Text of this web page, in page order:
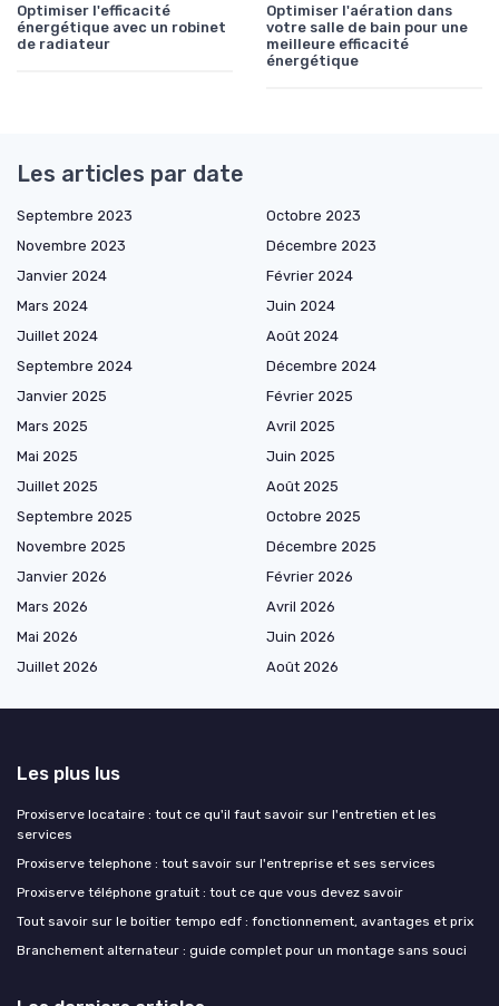
Optimiser l'efficacité
énergétique avec un robinet
de radiateur
Optimiser l'aération dans
votre salle de bain pour une
meilleure efficacité
énergétique
Les articles par date
Septembre 2023
Octobre 2023
Novembre 2023
Décembre 2023
Janvier 2024
Février 2024
Mars 2024
Juin 2024
Juillet 2024
Août 2024
Septembre 2024
Décembre 2024
Janvier 2025
Février 2025
Mars 2025
Avril 2025
Mai 2025
Juin 2025
Juillet 2025
Août 2025
Septembre 2025
Octobre 2025
Novembre 2025
Décembre 2025
Janvier 2026
Février 2026
Mars 2026
Avril 2026
Mai 2026
Juin 2026
Juillet 2026
Août 2026
Les plus lus
Proxiserve locataire : tout ce qu'il faut savoir sur l'entretien et les
services
Proxiserve telephone : tout savoir sur l'entreprise et ses services
Proxiserve téléphone gratuit : tout ce que vous devez savoir
Tout savoir sur le boitier tempo edf : fonctionnement, avantages et prix
Branchement alternateur : guide complet pour un montage sans souci